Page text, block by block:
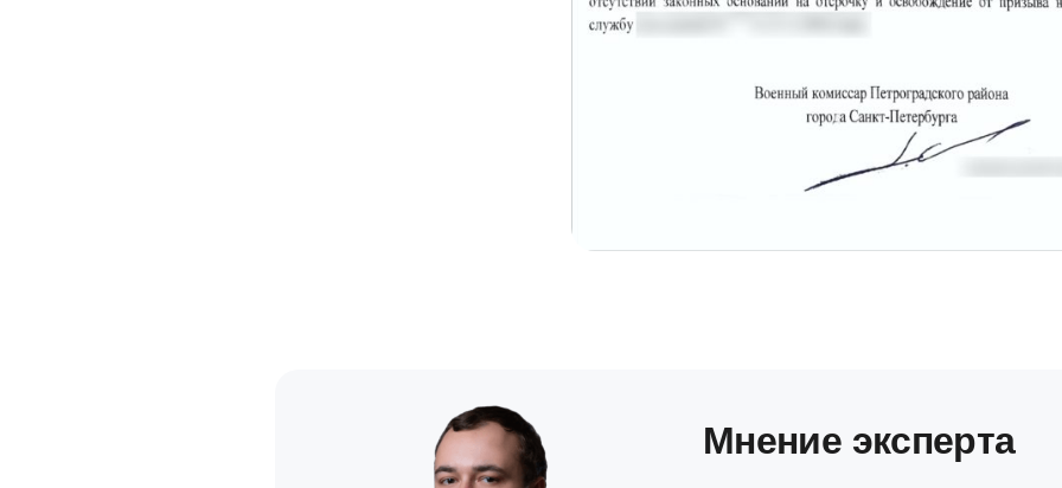
Мнение эксперта